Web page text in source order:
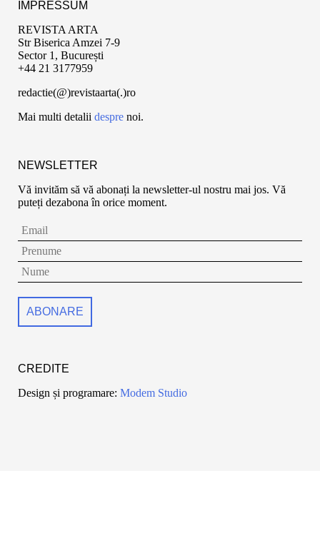
IMPRESSUM
REVISTA ARTA
Str Biserica Amzei 7-9
Sector 1, București
+44 21 3177959
redactie(@)revistaarta(.)ro
Mai multi detalii despre noi.
NEWSLETTER
Vă invităm să vă abonați la newsletter-ul nostru mai jos. Vă
puteți dezabona în orice moment.
CREDITE
Design și programare: Modem Studio